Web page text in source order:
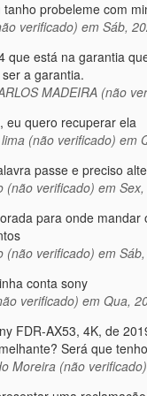
probeleme com
verificado) em Sáb,
que está na garantia
a garantia.
MADEIRA (não
eu quero recuperar ela
(não verificado) em
passe e preciso
(não verificado) em
para onde
(não verificado) em
conta sony
verificado) em Qua,
FDR-AX53, 4K, de
Será que
Moreira (não verificado)